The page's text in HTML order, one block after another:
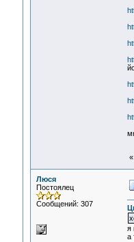
«
Люся
Постоялец
Сообщений: 307
я
а